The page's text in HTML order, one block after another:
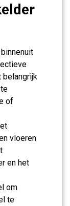
belangrijk
of
vloeren
en het
om
te